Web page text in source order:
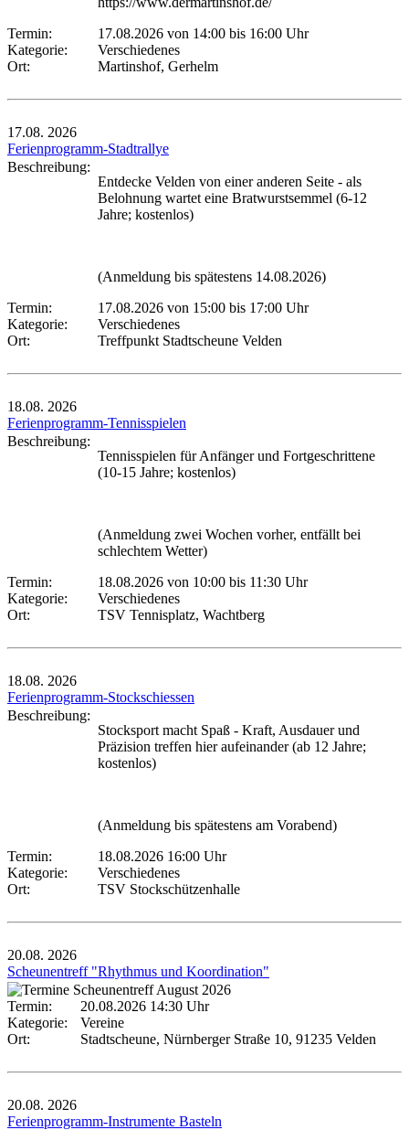
Termin:
17.08.2026 von 14:00 bis 16:00 Uhr
Kategorie:
Verschiedenes
Ort:
Martinshof, Gerhelm
17.08. 2026
Ferienprogramm-Stadtrallye
Beschreibung:
Entdecke Velden von einer anderen Seite - als
Belohnung wartet eine Bratwurstsemmel (6-12
Jahre; kostenlos)
(Anmeldung bis spätestens 14.08.2026)
Termin:
17.08.2026 von 15:00 bis 17:00 Uhr
Kategorie:
Verschiedenes
Ort:
Treffpunkt Stadtscheune Velden
18.08. 2026
Ferienprogramm-Tennisspielen
Beschreibung:
Tennisspielen für Anfänger und Fortgeschrittene
(10-15 Jahre; kostenlos)
(Anmeldung zwei Wochen vorher, entfällt bei
schlechtem Wetter)
Termin:
18.08.2026 von 10:00 bis 11:30 Uhr
Kategorie:
Verschiedenes
Ort:
TSV Tennisplatz, Wachtberg
18.08. 2026
Ferienprogramm-Stockschiessen
Beschreibung:
Stocksport macht Spaß - Kraft, Ausdauer und
Präzision treffen hier aufeinander (ab 12 Jahre;
kostenlos)
(Anmeldung bis spätestens am Vorabend)
Termin:
18.08.2026 16:00 Uhr
Kategorie:
Verschiedenes
Ort:
TSV Stockschützenhalle
20.08. 2026
Scheunentreff "Rhythmus und Koordination"
Termin:
20.08.2026 14:30 Uhr
Kategorie:
Vereine
Ort:
Stadtscheune, Nürnberger Straße 10, 91235 Velden
20.08. 2026
Ferienprogramm-Instrumente Basteln